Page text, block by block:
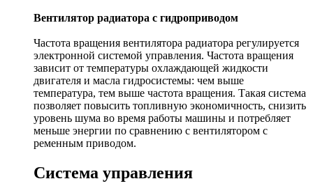
Вентилятор радиатора с гидроприводом
Частота вращения вентилятора радиатора регулируется
электронной системой управления. Частота вращения
зависит от температуры охлаждающей жидкости
двигателя и масла гидросистемы: чем выше
температура, тем выше частота вращения. Такая система
позволяет повысить топливную экономичность, снизить
уровень шума во время работы машины и потребляет
меньше энергии по сравнению с вентилятором с
ременным приводом.
Система управления